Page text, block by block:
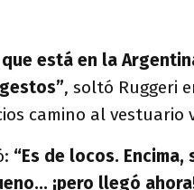
está en la
, soltó Ruggeri
camino al
“Es de locos.
¡pero llegó